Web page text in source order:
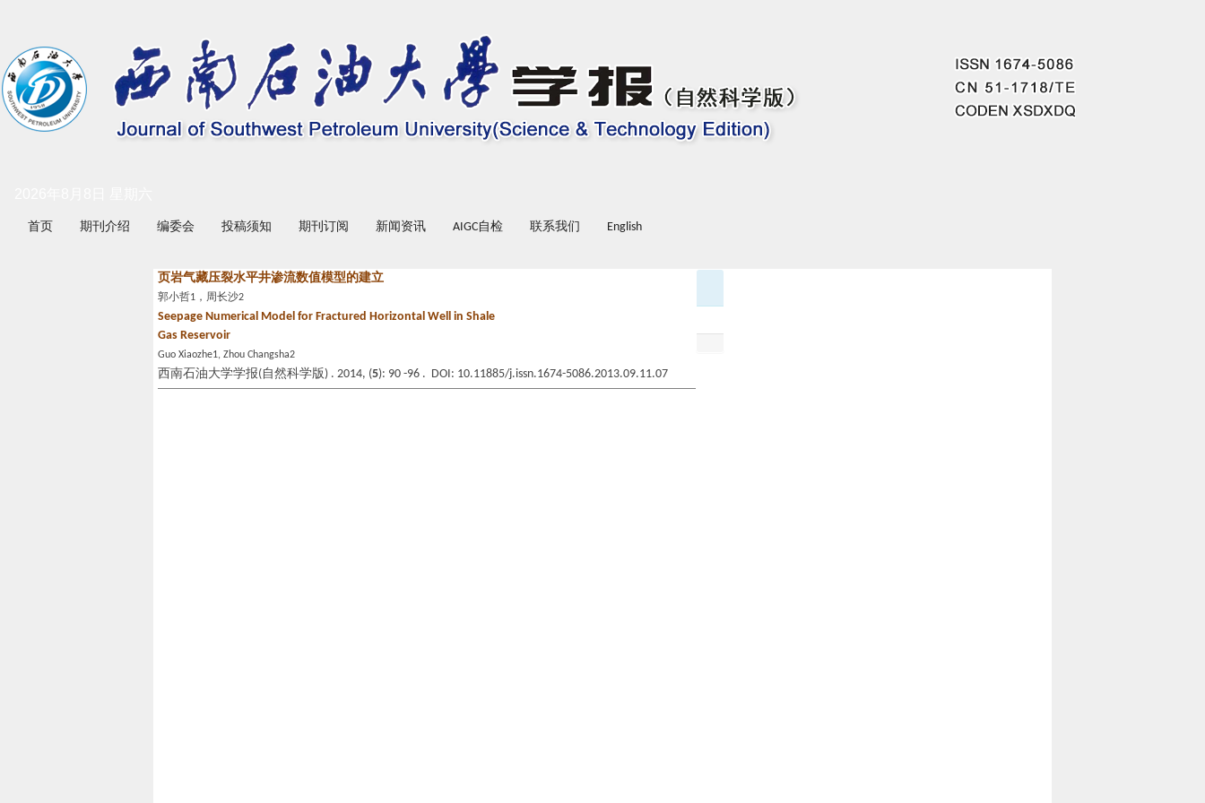
首页 期刊介绍 编委会 投稿须知 期刊订阅 新闻资讯 AIGC自检 联系我们 English
页岩气藏压裂水平井渗流数值模型的建立
郭小哲1，周长沙2
Seepage Numerical Model for Fractured Horizontal Well in Shale
Gas Reservoir
Guo Xiaozhe1, Zhou Changsha2
西南石油大学学报(自然科学版) . 2014, (5): 90 -96 . DOI: 10.11885/j.issn.1674-5086.2013.09.11.07